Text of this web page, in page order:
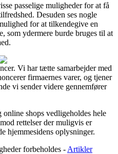
passelige muligheder for at få
Desuden ses nogle
for at tilkendegive en
som ydermere burde bruges til at
Vi har tætte samarbejder med
firmaernes varer, og tjener
vi sender videre gennemfører
shops vedligeholdes hele
rettelser der muligvis er
hjemmesidens oplysninger.
forbeholdes - Artikler